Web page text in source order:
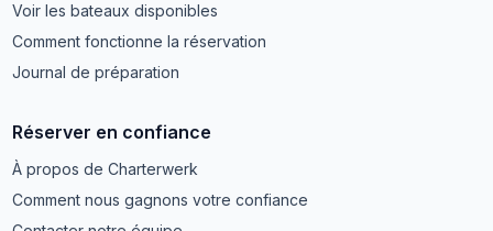
Voir les bateaux disponibles
Comment fonctionne la réservation
Journal de préparation
Réserver en confiance
À propos de Charterwerk
Comment nous gagnons votre confiance